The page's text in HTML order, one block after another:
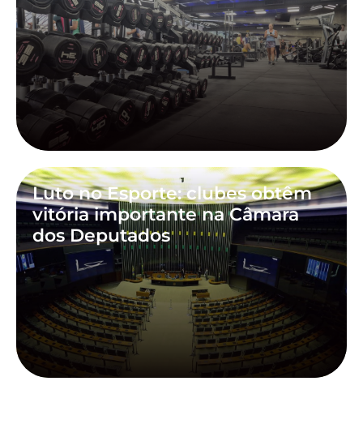
Luto no Esporte: clubes obtêm
vitória importante na Câmara
dos Deputados